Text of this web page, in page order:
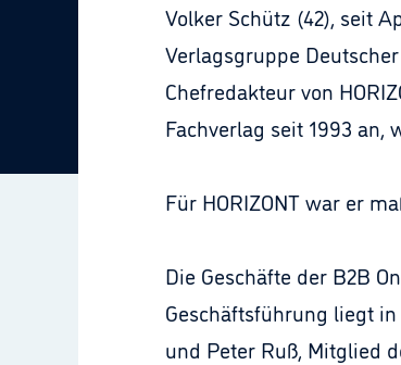
Volker Schütz (42), seit
Verlagsgruppe
Chefredakteur von
Fachverlag seit 1993 an,
Für HORIZONT war er
Die Geschäfte der B2B
Geschäftsführung liegt
und Peter Ruß, Mitglied